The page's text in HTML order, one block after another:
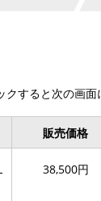
すると次の画面
販売価格
38,500円